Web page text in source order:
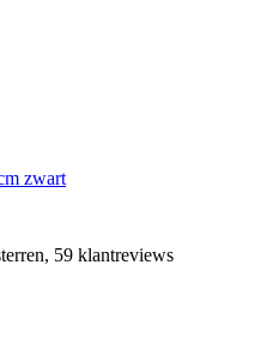
zwart
59 klantreviews